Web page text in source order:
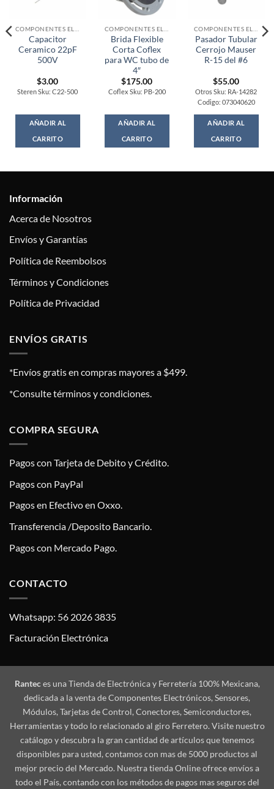
Capacitor
Ceramico 22pF
500V
$3.00
Steren Sku: C22-500
AÑADIR AL
CARRITO
Brida Flexible
Corta Coflex
para WC tubo de
4″
$175.00
Coflex Sku: PB-200
AÑADIR AL
CARRITO
Pasador Tubular
Cerrojo Mauser
R-15 del #6
$55.00
Otros Sku: RA-14282
Codigo: 073040620
AÑADIR AL
CARRITO
Información
Acerca de Nosotros
Envíos y Garantías
Política de Reembolsos
Términos y Condiciones
Política de Privacidad
ENVÍOS GRATIS
*Envíos gratis en compras mayores a $499.
*Consulte términos y condiciones.
COMPRA SEGURA
Pagos con Tarjeta de Debito y Crédito.
Pagos con PayPal
Pagos en Efectivo en Oxxo.
Transferencia /Deposito Bancario.
Pagos con Mercado Pago.
CONTACTO
Whatsapp: 56 2026 3835
Facturación Electrónica
Ranteces una Tienda de Electrónica y Ferretería 100% Mexicana,
dedicada a la venta de Componentes Electrónicos, Sensores,
Módulos, Tarjetas de Control, Conectores, Semiconductores,
Herramientas y todo lo relacionado al giro Ferretero. Visite nuestro
catálogo y descubra la gran cantidad de artículos que tenemos
disponibles para usted, contamos con mas de 5000 productos al
mejor precio del Mercado. Nuestra tienda Online ofrece envíos a
todo el País, contando con los métodos de pagos mas seguros del